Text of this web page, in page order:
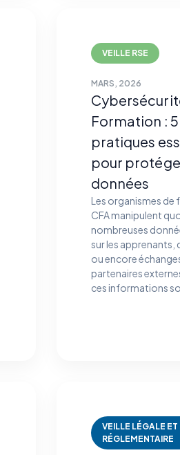
VEILLE RSE
MARS, 2026
Formation :
pratiques
pour
données
Les organismes de
CFA manipulent
nombreuses
sur les apprenants,
ou encore
partenaires
ces informations
VEILLE LÉGALE ET
RÉGLEMENTAIRE